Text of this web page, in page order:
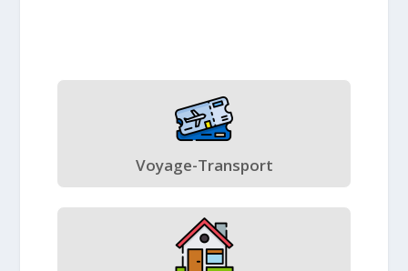
Voyage-Transport